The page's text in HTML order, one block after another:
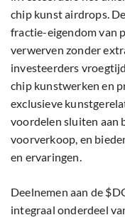
chip kunst airdrops.
fractie-eigendom van
verwerven zonder
investeerders
chip kunstwerken en
exclusieve
voordelen sluiten aan
voorverkoop, en
en ervaringen.
Deelnemen aan de
integraal onderdeel